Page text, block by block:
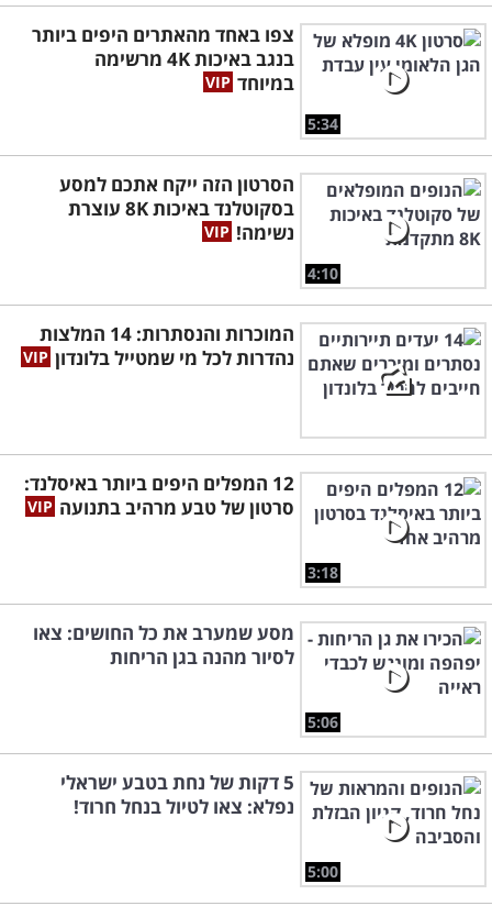
5:34
צפו באחד מהאתרים היפים ביותר
בנגב באיכות 4K מרשימה
במיוחד
4:10
הסרטון הזה ייקח אתכם למסע
בסקוטלנד באיכות 8K עוצרת
נשימה!
המוכרות והנסתרות: 14 המלצות
נהדרות לכל מי שמטייל בלונדון
3:18
12 המפלים היפים ביותר באיסלנד:
סרטון של טבע מרהיב בתנועה
5:06
מסע שמערב את כל החושים: צאו
לסיור מהנה בגן הריחות
5:00
5 דקות של נחת בטבע ישראלי
נפלא: צאו לטיול בנחל חרוד!